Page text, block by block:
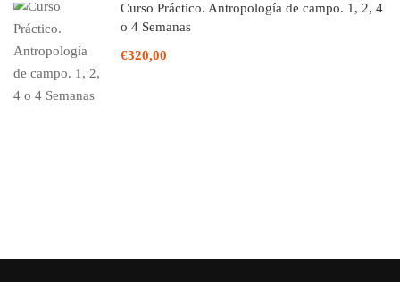
Curso Práctico. Antropología de campo. 1, 2, 4
o 4 Semanas
€320,00